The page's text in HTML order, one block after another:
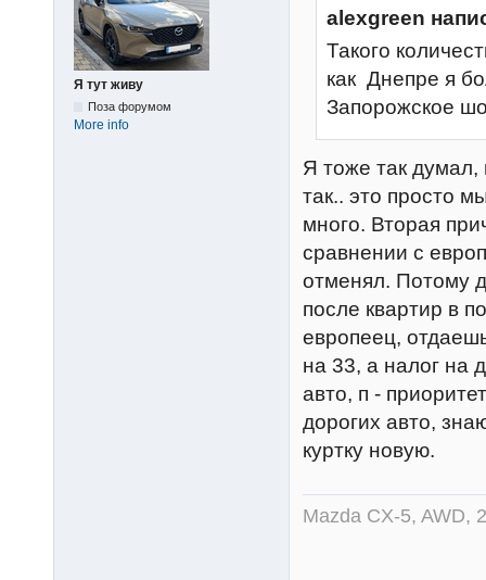
Я тут живу
Поза форумом
More info
alexgreen
Такого
как Днепре я
Запорожское
Я тоже так думал,
так.. это просто
много. Вторая
сравнении с
отменял. Потому
после квартир в
европеец,
на 33, а налог на
авто, п -
дорогих авто,
куртку новую.
Mazda CX-5, AWD,